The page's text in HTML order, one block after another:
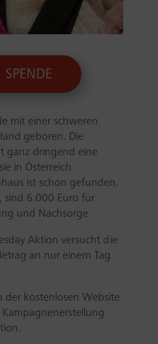
mit einer schweren
geboren. Die
ganz dringend eine
in Österreich
ist schon gefunden.
sind 6.000 Euro für
und Nachsorge.
Aktion versucht die
an nur einem Tag
der kostenlosen Website